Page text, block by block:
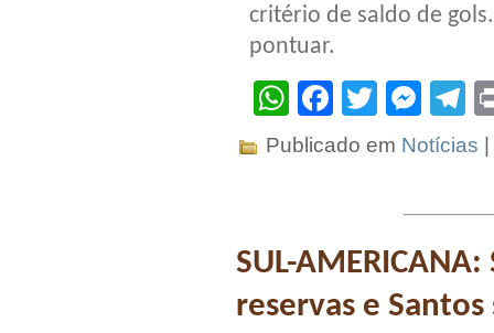
critério de saldo de
pontuar.
WhatsApp
Facebook
Twitter
Publicado em Notícias
SUL-
reservas e